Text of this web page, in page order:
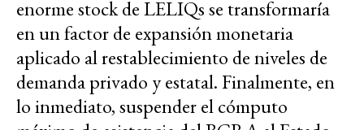
enorme stock de LELIQs se transformaría
en un factor de expansión monetaria
aplicado al restablecimiento de niveles de
demanda privado y estatal. Finalmente, en
lo inmediato, suspender el cómputo